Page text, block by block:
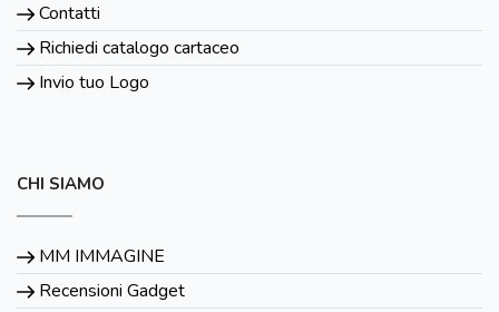
Contatti
Richiedi catalogo cartaceo
Invio tuo Logo
CHI SIAMO
MM IMMAGINE
Recensioni Gadget